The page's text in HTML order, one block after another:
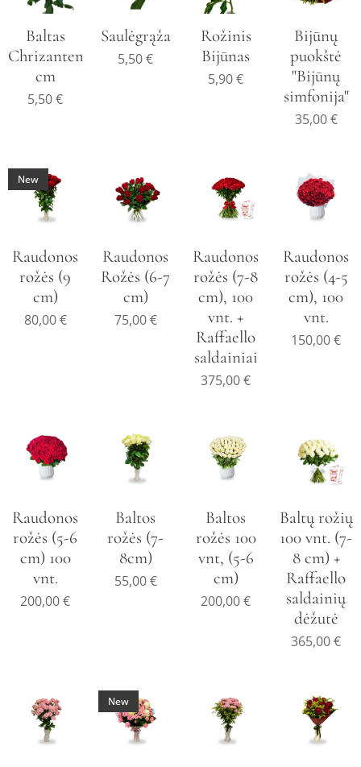
Baltas
Chrizantemas,70
cm
5,50€
Saulėgrąža
5,50€
Rožinis
Bijūnas
5,90€
Bijūnų
puokštė
"Bijūnų
simfonija"
35,00€
Raudonos
rožės (9
cm)
New
80,00€
Raudonos
Rožės (6-7
cm)
75,00€
Raudonos
rožės (7-8
cm), 100
vnt. +
Raffaello
saldainiai
375,00€
Raudonos
rožės (4-5
cm), 100
vnt.
150,00€
Raudonos
rožės (5-6
cm) 100
vnt.
200,00€
Baltos
rožės (7-
8cm)
55,00€
Baltos
rožės 100
vnt, (5-6
cm)
200,00€
Baltų rožių
100 vnt. (7-
8 cm) +
Raffaello
saldainių
dėžutė
365,00€
New